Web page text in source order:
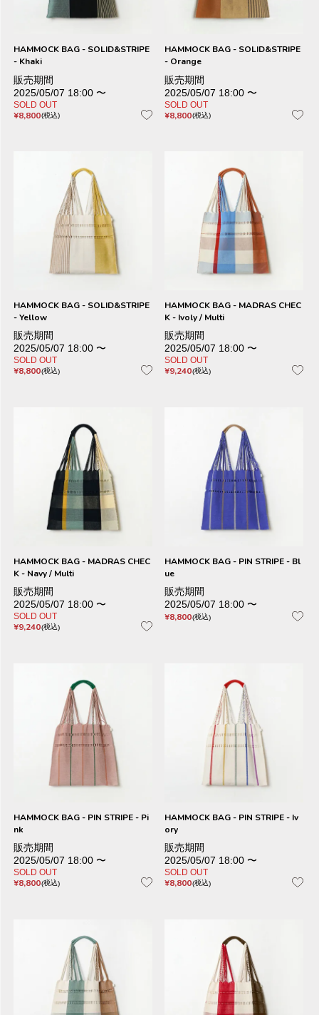
HAMMOCK BAG - SOLID&STRIPE
- Khaki
販売期間
2025/05/07 18:00 〜
SOLD OUT
¥8,800 税込
HAMMOCK BAG - SOLID&STRIPE
- Orange
販売期間
2025/05/07 18:00 〜
SOLD OUT
¥8,800 税込
HAMMOCK BAG - SOLID&STRIPE
- Yellow
販売期間
2025/05/07 18:00 〜
SOLD OUT
¥8,800 税込
HAMMOCK BAG - MADRAS CHEC
K - Ivoly / Multi
販売期間
2025/05/07 18:00 〜
SOLD OUT
¥9,240 税込
HAMMOCK BAG - MADRAS CHEC
K - Navy / Multi
販売期間
2025/05/07 18:00 〜
SOLD OUT
¥9,240 税込
HAMMOCK BAG - PIN STRIPE - Bl
ue
販売期間
2025/05/07 18:00 〜
¥8,800 税込
HAMMOCK BAG - PIN STRIPE - Pi
nk
販売期間
2025/05/07 18:00 〜
SOLD OUT
¥8,800 税込
HAMMOCK BAG - PIN STRIPE - Iv
ory
販売期間
2025/05/07 18:00 〜
SOLD OUT
¥8,800 税込